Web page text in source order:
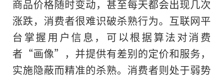
商品价格随时变动，甚至每天都会出现几次
涨跌，消费者很难识破杀熟行为。互联网平
台掌握用户信息，可以根据算法对消费
者“画像”，并提供有差别的定价和服务，
实施隐蔽而精准的杀熟。消费者则处于弱势